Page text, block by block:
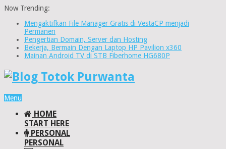
Now Trending:
Mengaktifkan File Manager Gratis di VestaCP menjadi
Permanen
Pengertian Domain, Server dan Hosting
Bekerja, Bermain Dengan Laptop HP Pavilion x360
Mainan Android TV di STB Fiberhome HG680P
Menu
HOME
START HERE
PERSONAL
PERSONAL